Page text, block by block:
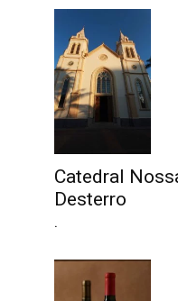
Catedral
Desterro
.